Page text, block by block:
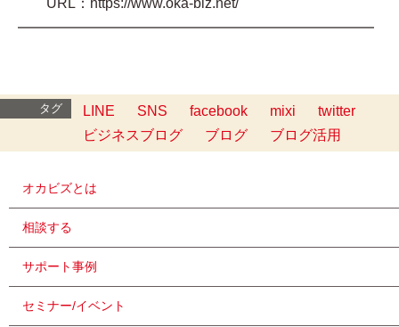
━━━━━━━━━━━━━━━━━━━━━━━━━
タグ LINE SNS facebook mixi
twitter
ビジネスブログ
ブログ ブログ活用
オカビズとは
相談する
サポート事例
セミナー/イベント